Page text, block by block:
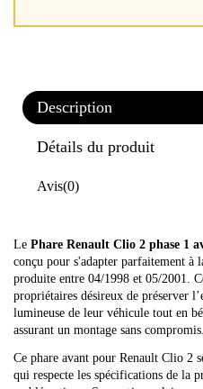
Description
Détails du produit
Avis(0)
Le Phare Renault Clio 2 phase 1
conçu pour s'adapter parfaitement
produite entre 04/1998 et 05/2001.
propriétaires désireux de préserver
lumineuse de leur véhicule tout en
assurant un montage sans compromis.
Ce phare avant pour Renault Clio 2
qui respecte les spécifications de la